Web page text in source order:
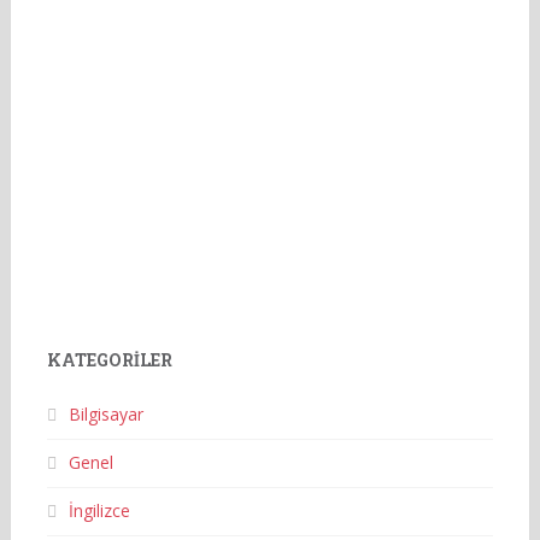
KATEGORILER
Bilgisayar
Genel
İngilizce